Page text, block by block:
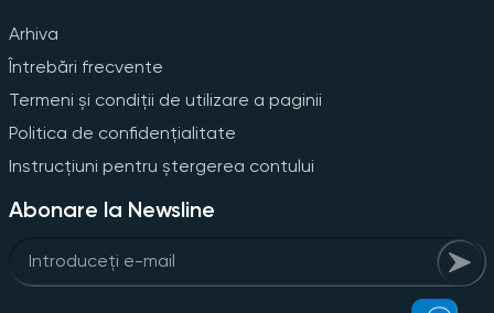
Arhiva
Întrebări frecvente
Termeni și condiții de utilizare a paginii
Politica de confidențialitate
Instrucțiuni pentru ștergerea contului
Abonare la Newsline